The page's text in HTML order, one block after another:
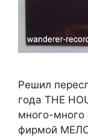
Решил
года THE
много-
фирмой